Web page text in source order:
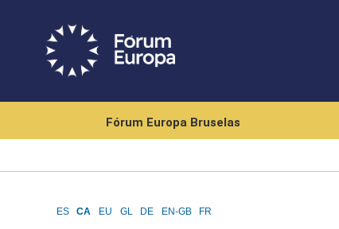
Fórum Europa Bruselas
ES CA EU GL DE EN-GB FR